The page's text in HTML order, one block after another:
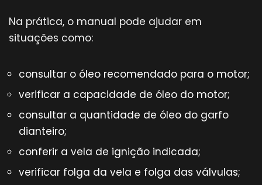
Na prática, o manual pode ajudar em
situações como:
consultar o óleo recomendado para o motor;
verificar a capacidade de óleo do motor;
consultar a quantidade de óleo do garfo
dianteiro;
conferir a vela de ignição indicada;
verificar folga da vela e folga das válvulas;